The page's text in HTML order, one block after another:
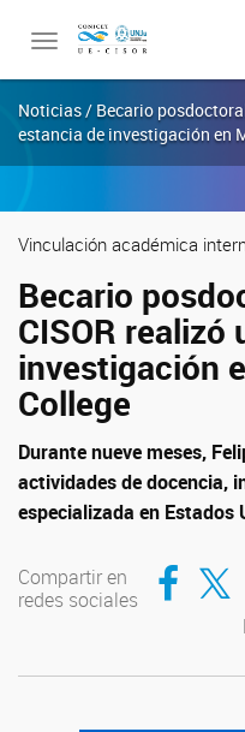
Toggle
Noticias / Becario
estancia de investigación en
Vinculación académica
Becario
CISOR realizó
investigación
College
Durante nueve meses,
actividades de docencia,
especializada en Estados
Compartir en
redes sociales
Compartir